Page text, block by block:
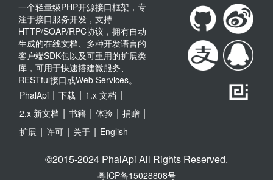
一个轻量级PHP开源接口框架，专
注于接口服务开发，支持
HTTP/SOAP/RPC协议，拥有自动
生成的在线文档、多种开发语言的
客户端SDK包以及可重用的扩展类
库，可用于快速搭建微服务、
RESTful接口或Web Services。
PhalApi | 下载 | 1.x 文档 |
2.x 新文档 | 书籍 | 体验 | 捐赠 |
扩展 | 许可 | 关于 | English
©2015-2024 PhalApi All Rights Reserved.
粤ICP备15028808号